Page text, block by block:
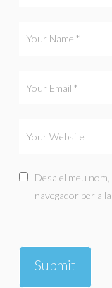
Desa el meu
navegador per a